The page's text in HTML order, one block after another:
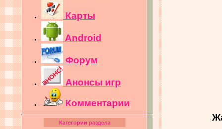
Карты
Android
Форум
Анонсы игр
Комментарии
Категории раздела